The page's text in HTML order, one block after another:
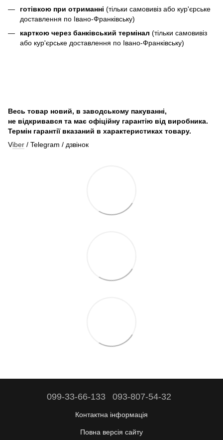
готівкою при отриманні (тільки самовивіз або кур'єрське
доставлення по Івано-Франківську)
карткою через банківський термінал (тільки самовивіз
або кур'єрське доставлення по Івано-Франківську)
Весь товар новий, в заводському пакуванні,
не відкривався та має офіційну гарантію від виробника.
Термін гарантії вказаний в характеристиках товару.
Viber / Telegram / дзвінок
099-33-66-133 093-807-54-32
Контактна інформація
Повна версія сайту